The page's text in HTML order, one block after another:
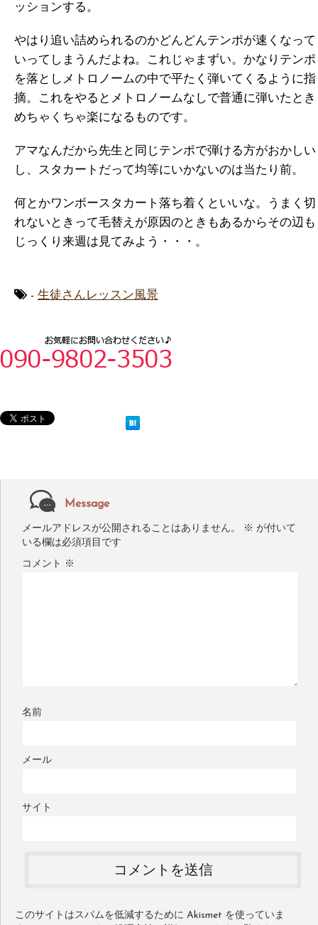
ッションする。
やはり追い詰められるのかどんどんテンポが速くなって
いってしまうんだよね。これじゃまずい。 かなりテンポ
を落としメトロノームの中で平たく弾いてくるように指
摘。これをやるとメトロノームなしで普通に弾いたとき
めちゃくちゃ楽になるものです。
アマなんだから先生と同じテンポで弾ける方がおかしい
し、スタカートだって均等にいかないのは当たり前。
何とかワンボースタカート落ち着くといいな。うまく切
れないときって毛替えが原因のときもあるからその辺も
じっくり来週は見てみよう・・・。
- 生徒さんレッスン風景
Message
メールアドレスが公開されることはありません。 ※ が付いて
いる欄は必須項目です
コメント ※
名前
メール
サイト
このサイトはスパムを低減するために Akismet を使っていま